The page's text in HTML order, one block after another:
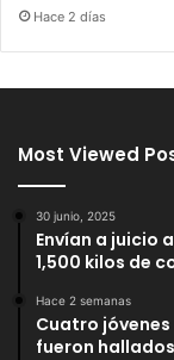
Hace 2 días
Most Viewed
30 junio, 2025
Envían a juicio
1,500 kilos de
Hace 2 semanas
Cuatro
fueron